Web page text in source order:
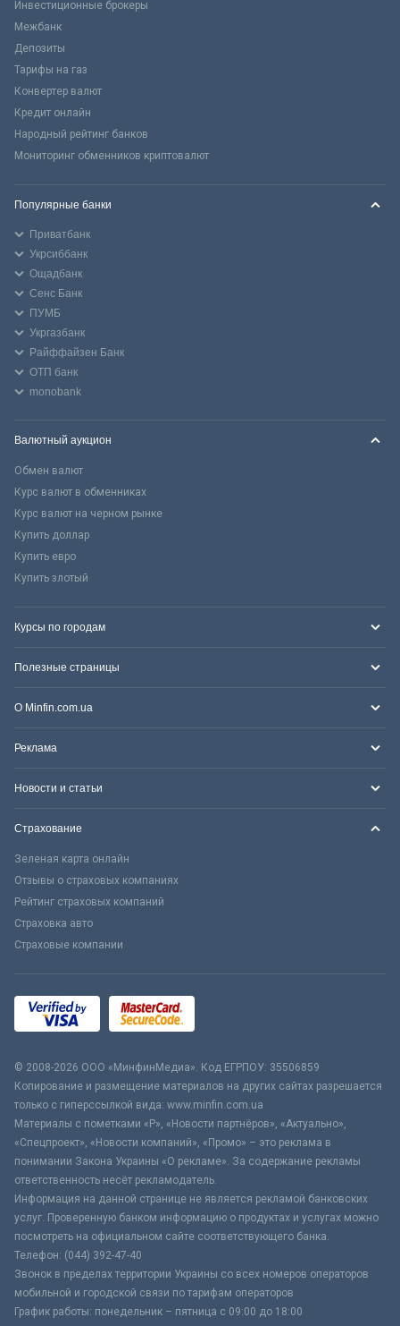
Инвестиционные брокеры
Межбанк
Депозиты
Тарифы на газ
Конвертер валют
Кредит онлайн
Народный рейтинг банков
Мониторинг обменников криптовалют
Популярные банки
Приватбанк
Укрсиббанк
Ощадбанк
Сенс Банк
ПУМБ
Укргазбанк
Райффайзен Банк
ОТП банк
monobank
Валютный аукцион
Обмен валют
Курс валют в обменниках
Курс валют на черном рынке
Купить доллар
Купить евро
Купить злотый
Курсы по городам
Полезные страницы
О Minfin.com.ua
Реклама
Новости и статьи
Страхование
Зеленая карта онлайн
Отзывы о страховых компаниях
Рейтинг страховых компаний
Страховка авто
Страховые компании
© 2008-2026 ООО «МинфинМедиа». Код ЕГРПОУ: 35506859
Копирование и размещение материалов на других сайтах разрешается
только с гиперссылкой вида: www.minfin.com.ua
Материалы с пометками «Р», «Новости партнёров», «Актуально»,
«Спецпроект», «Новости компаний», «Промо» – это реклама в
понимании Закона Украины «О рекламе». За содержание рекламы
ответственность несёт рекламодатель.
Информация на данной странице не является рекламой банковских
услуг. Проверенную банком информацию о продуктах и услугах можно
посмотреть на официальном сайте соответствующего банка.
Телефон: (044) 392-47-40
Звонок в пределах территории Украины со всех номеров операторов
мобильной и городской связи по тарифам операторов
График работы: понедельник – пятница с 09:00 до 18:00